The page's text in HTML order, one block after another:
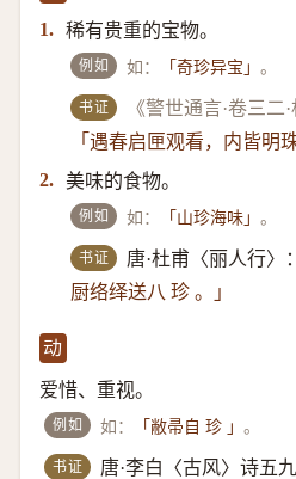
1. 稀有贵重的宝物。
例如 如： 「奇珍异宝」。
书证 《警世通言·卷三二
「遇春启匣观看，内皆明
2. 美味的食物。
例如 如： 「山珍海味」。
书证 唐·杜甫〈丽人行〉：
厨络绎送八 珍 。」
动
爱惜、重视。
例如 如： 「敝帚自 珍 」。
书证 唐·李白〈古风〉诗五